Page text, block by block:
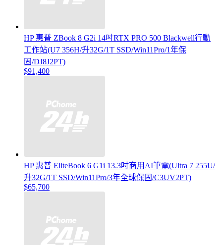
HP 惠普 ZBook 8 G2i 14吋RTX PRO 500 Blackwell行動
工作站(U7 356H/升32G/1T SSD/Win11Pro/1年保
固/DJ8J2PT)
$91,400
HP 惠普 EliteBook 6 G1i 13.3吋商用AI筆電(Ultra 7 255U/
升32G/1T SSD/Win11Pro/3年全球保固/C3UV2PT)
$65,700